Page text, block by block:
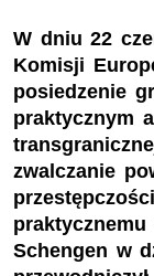
W dniu 22
Komisji
posiedzenie
praktycznym
zwalczanie
Schengen w